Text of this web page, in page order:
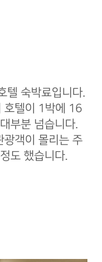
텔 숙박료입니다.
호텔이 1박에 16
부분 넘습니다.
광객이 몰리는 주
도 했습니다.